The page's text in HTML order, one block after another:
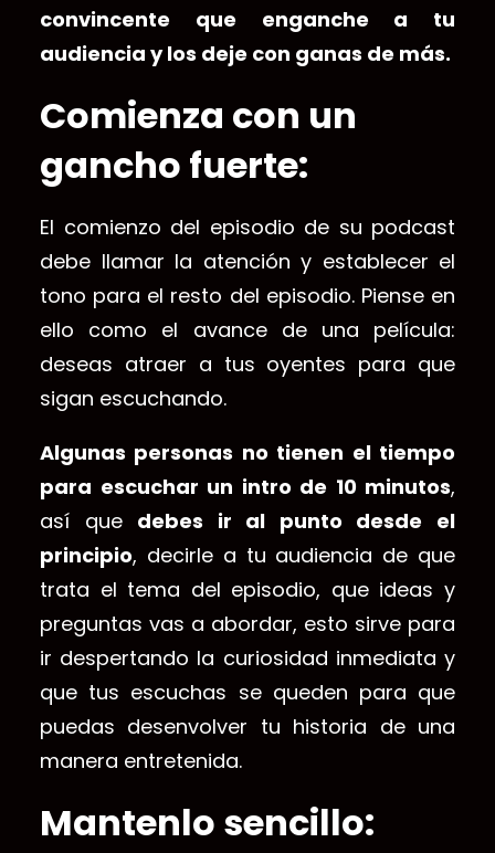
convincente que enganche a tu
audiencia y los deje con ganas de más.
Comienza con un
gancho fuerte:
El comienzo del episodio de su podcast
debe llamar la atención y establecer el
tono para el resto del episodio. Piense en
ello como el avance de una película:
deseas atraer a tus oyentes para que
sigan escuchando.
Algunas personas no tienen el tiempo
para escuchar un intro de 10 minutos,
así que debes ir al punto desde el
principio, decirle a tu audiencia de que
trata el tema del episodio, que ideas y
preguntas vas a abordar, esto sirve para
ir despertando la curiosidad inmediata y
que tus escuchas se queden para que
puedas desenvolver tu historia de una
manera entretenida.
Mantenlo sencillo: